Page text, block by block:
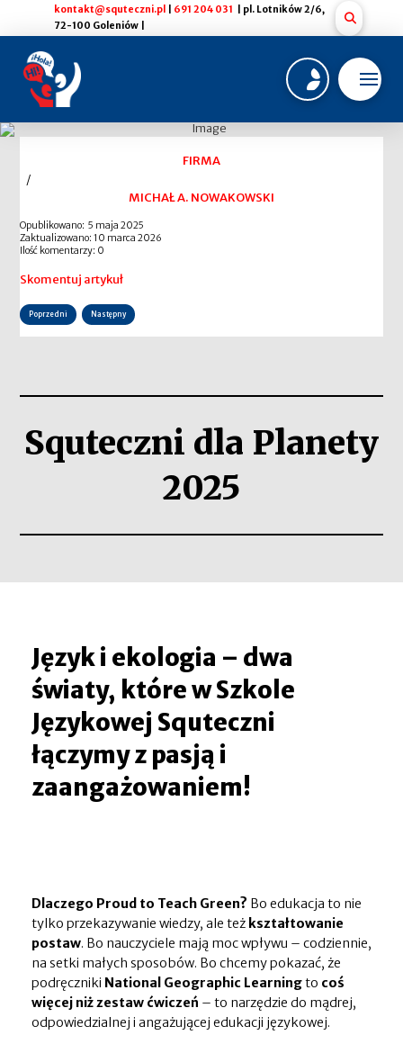
kontakt@squteczni.pl 691 204 031
| pl. Lotników 2/6,
72-100 Goleniów |
FIRMA
/
MICHAŁ A. NOWAKOWSKI
Opublikowano: 5 maja 2025
Zaktualizowano: 10 marca 2026
Ilość komentarzy: 0
Skomentuj artykuł
Poprzedni Następny
Squteczni dla Planety
2025
Język i ekologia – dwa
światy, które w Szkole
Językowej Squteczni
łączymy z pasją i
zaangażowaniem!
Dlaczego Proud to Teach Green? Bo edukacja to nie
tylko przekazywanie wiedzy, ale też kształtowanie
postaw. Bo nauczyciele mają moc wpływu – codziennie,
na setki małych sposobów. Bo chcemy pokazać, że
podręczniki National Geographic Learningto coś
więcej niż zestaw ćwiczeń – to narzędzie do mądrej,
odpowiedzialnej i angażującej edukacji językowej.